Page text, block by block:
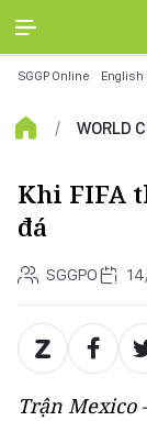
SGGP Online English
WORLD
Khi FIFA
đá
SGGPO
Trận Mexico